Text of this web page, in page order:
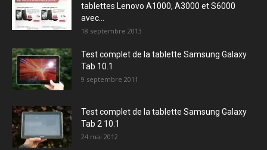
tablettes Lenovo A1000, A3000 et S6000
avec...
18 septembre 2013
Test complet de la tablette Samsung Galaxy
Tab 10.1
9 septembre 2011
Test complet de la tablette Samsung Galaxy
Tab 2 10.1
24 mai 2012